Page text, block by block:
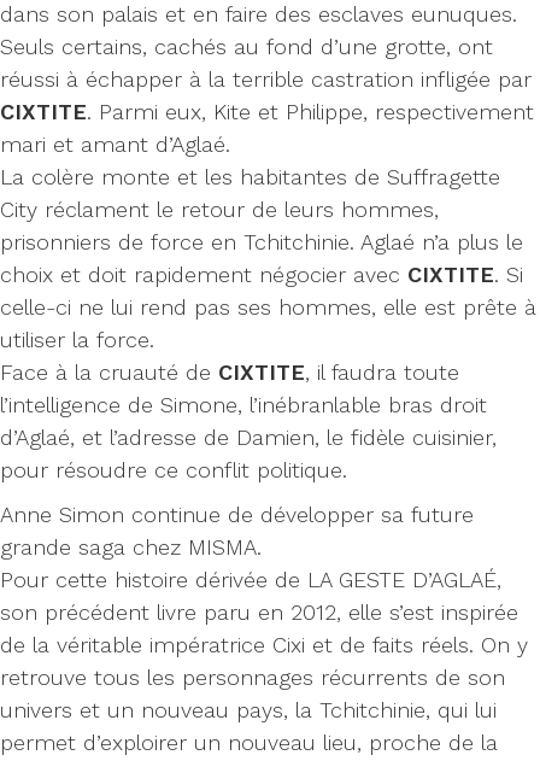
dans son palais et en faire des esclaves eunuques.
Seuls certains, cachés au fond d’une grotte, ont
réussi à échapper à la terrible castration infligée par
CIXTITE. Parmi eux, Kite et Philippe, respectivement
mari et amant d’Aglaé.
La colère monte et les habitantes de Suffragette
City réclament le retour de leurs hommes,
prisonniers de force en Tchitchinie. Aglaé n’a plus le
choix et doit rapidement négocier avec CIXTITE. Si
celle-ci ne lui rend pas ses hommes, elle est prête à
utiliser la force.
Face à la cruauté de CIXTITE, il faudra toute
l’intelligence de Simone, l’inébranlable bras droit
d’Aglaé, et l’adresse de Damien, le fidèle cuisinier,
pour résoudre ce conflit politique.
Anne Simon continue de développer sa future
grande saga chez MISMA.
Pour cette histoire dérivée de LA GESTE D’AGLAÉ,
son précédent livre paru en 2012, elle s’est inspirée
de la véritable impératrice Cixi et de faits réels. On y
retrouve tous les personnages récurrents de son
univers et un nouveau pays, la Tchitchinie, qui lui
permet d’exploirer un nouveau lieu, proche de la